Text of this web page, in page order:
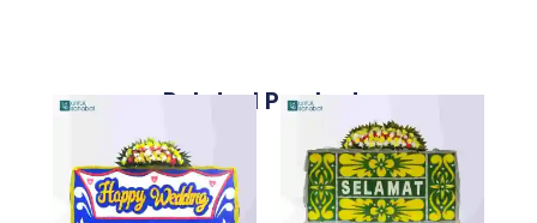
Related Products